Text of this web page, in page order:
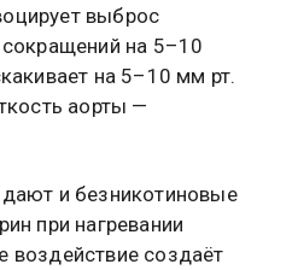
выброс
сокращений на 5–10
на 5–10 мм рт.
аорты —
и безникотиновые
при нагревании
воздействие создаёт